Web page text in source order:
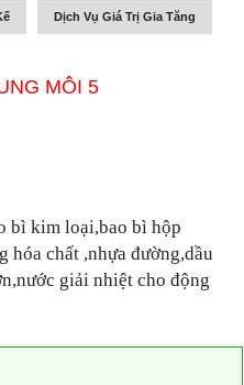
Dịch Vụ Giá Trị Gia Tăng
MÔI 5
bì kim loại,bao bì hộp
chất ,nhựa đường,dầu
giải nhiệt cho động